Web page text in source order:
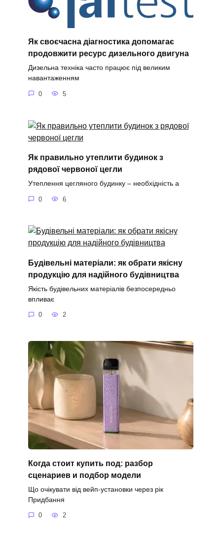
Як своєчасна діагностика допомагає
продовжити ресурс дизельного двигуна
Дизельна техніка часто працює під великим
навантаженням
0 5
Як правильно утеплити будинок з
рядової червоної цегли
Утеплення цегляного будинку – необхідність а
0 6
Будівельні матеріали: як обрати якісну
продукцію для надійного будівництва
Якість будівельних матеріалів безпосередньо
впливає
0 2
Когда стоит купить под: разбор
сценариев и подбор модели
Що очікувати від вейп-установки через рік
Придбання
0 2